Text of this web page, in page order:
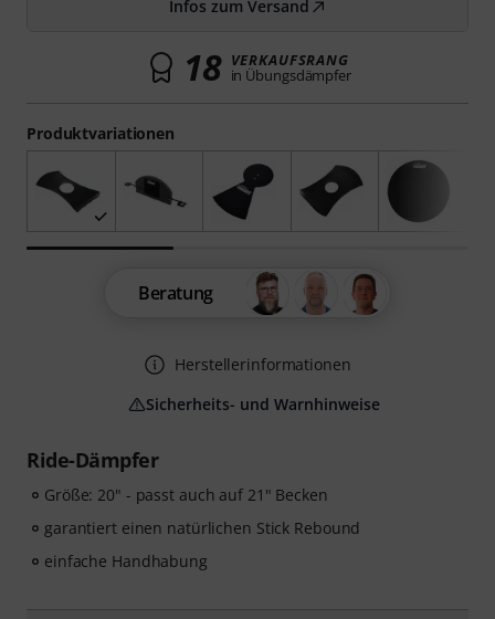
Ride-Dämpfer
Größe: 20" - passt auch auf 21" Becken
garantiert einen natürlichen Stick Rebound
einfache Handhabung
Produktvariationen
Infos zum Versand
18 VERKAUFSRANG
in Übungsdämpfer
Beratung
Herstellerinformationen
Sicherheits- und Warnhinweise